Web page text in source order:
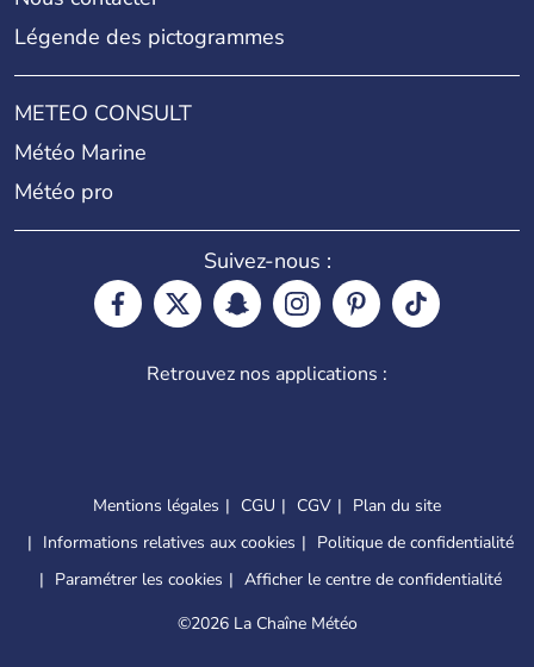
Légende des pictogrammes
METEO CONSULT
Météo Marine
Météo pro
Suivez-nous :
Retrouvez nos applications :
Mentions légales CGU CGV
Plan du site
Informations relatives aux cookies
Politique de confidentialité
Paramétrer les cookies
Afficher le centre de confidentialité
©2026 La Chaîne Météo